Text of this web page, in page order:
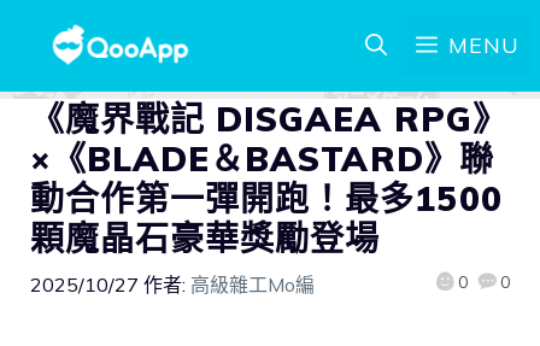
MENU
《魔界戰記 DISGAEA RPG》
×《BLADE＆BASTARD》聯
動合作第一彈開跑！最多1500
顆魔晶石豪華獎勵登場
2025/10/27 作者: 高級雜工Mo編 0 0